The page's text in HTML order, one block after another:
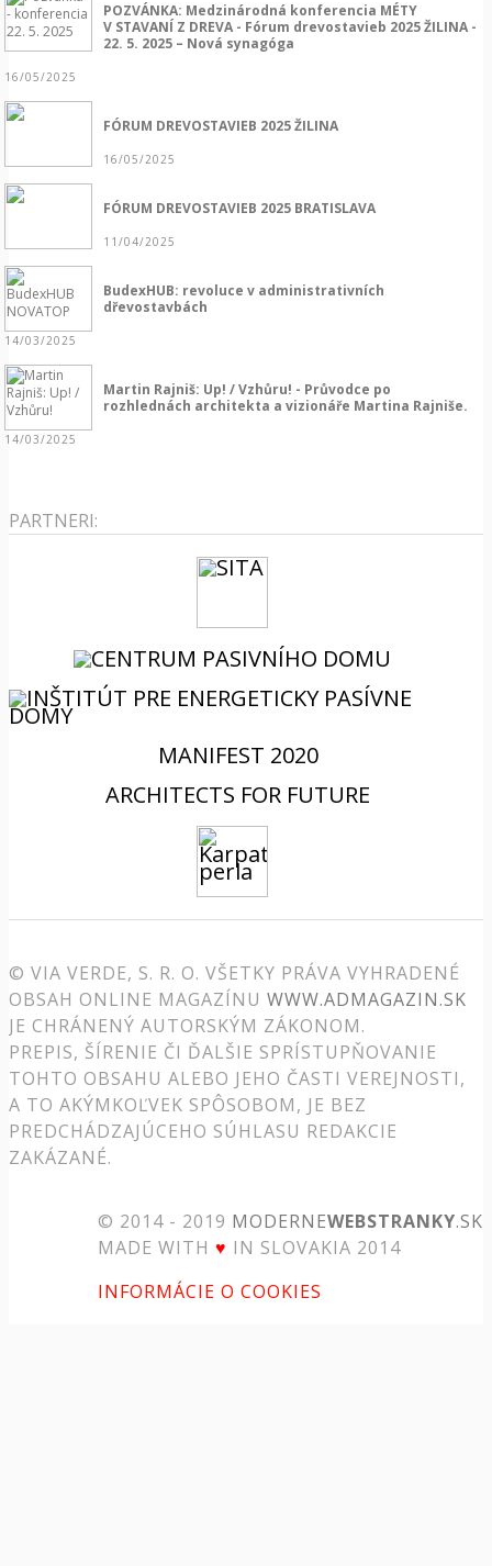
POZVÁNKA: Medzinárodná konferencia MÉTY
V STAVANÍ Z DREVA - Fórum drevostavieb 2025 ŽILINA -
22. 5. 2025 – Nová synagóga
16/05/2025
FÓRUM DREVOSTAVIEB 2025 ŽILINA
16/05/2025
FÓRUM DREVOSTAVIEB 2025 BRATISLAVA
11/04/2025
BudexHUB: revoluce v administrativních
dřevostavbách
14/03/2025
Martin Rajniš: Up! / Vzhůru! - Průvodce po
rozhlednách architekta a vizionáře Martina Rajniše.
14/03/2025
PARTNERI:
MANIFEST 2020
ARCHITECTS FOR FUTURE
© VIA VERDE, S. R. O. VŠETKY PRÁVA VYHRADENÉ
OBSAH ONLINE MAGAZÍNU WWW.ADMAGAZIN.SK
JE CHRÁNENÝ AUTORSKÝM ZÁKONOM.
PREPIS, ŠÍRENIE ČI ĎALŠIE SPRÍSTUPŇOVANIE
TOHTO OBSAHU ALEBO JEHO ČASTI VEREJNOSTI,
A TO AKÝMKOĽVEK SPÔSOBOM, JE BEZ
PREDCHÁDZAJÚCEHO SÚHLASU REDAKCIE
ZAKÁZANÉ.
© 2014 - 2019 MODERNEWEBSTRANKY.SK
MADE WITH ♥ IN SLOVAKIA 2014
INFORMÁCIE O COOKIES